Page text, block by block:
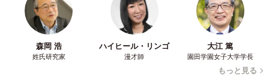
森岡 浩
姓氏研究家
ハイヒール・リンゴ
漫才師
大江 篤
園田学園女子大学学長
もっと見る